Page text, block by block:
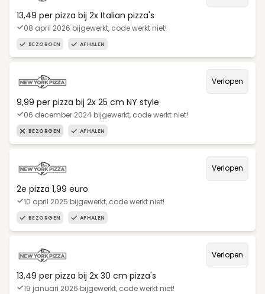
13,49 per pizza bij 2x Italian pizza's
08 april 2026 bijgewerkt, code werkt niet!
BEZORGEN AFHALEN
Verlopen
9,99 per pizza bij 2x 25 cm NY style
06 december 2024 bijgewerkt, code werkt niet!
BEZORGEN AFHALEN
Verlopen
2e pizza 1,99 euro
10 april 2025 bijgewerkt, code werkt niet!
BEZORGEN AFHALEN
Verlopen
13,49 per pizza bij 2x 30 cm pizza's
19 januari 2026 bijgewerkt, code werkt niet!